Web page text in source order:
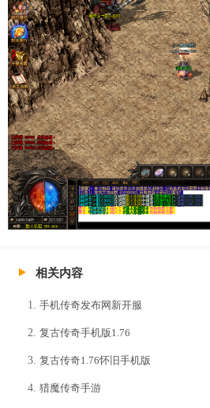
相关内容
手机传奇发布网新开服
复古传奇手机版1.76
复古传奇1.76怀旧手机版
猎魔传奇手游